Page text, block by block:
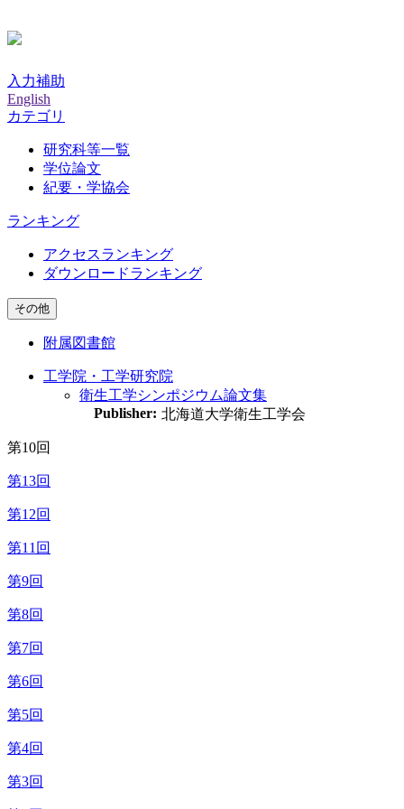
入力補助
English
カテゴリ
研究科等一覧
学位論文
紀要・学協会
ランキング
アクセスランキング
ダウンロードランキング
その他
附属図書館
工学院・工学研究院
衛生工学シンポジウム論文集
Publisher: 北海道大学衛生工学会
第10回
第13回
第12回
第11回
第9回
第8回
第7回
第6回
第5回
第4回
第3回